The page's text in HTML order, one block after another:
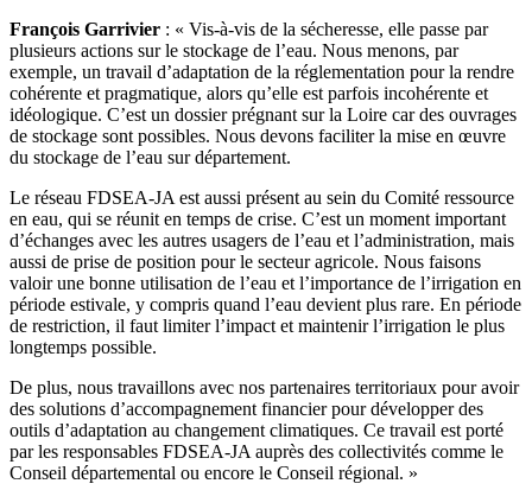
François Garrivier : « Vis-à-vis de la sécheresse, elle passe par
plusieurs actions sur le stockage de l’eau. Nous menons, par
exemple, un travail d’adaptation de la réglementation pour la rendre
cohérente et pragmatique, alors qu’elle est parfois incohérente et
idéologique. C’est un dossier prégnant sur la Loire car des ouvrages
de stockage sont possibles. Nous devons faciliter la mise en œuvre
du stockage de l’eau sur département.
Le réseau FDSEA-JA est aussi présent au sein du Comité ressource
en eau, qui se réunit en temps de crise. C’est un moment important
d’échanges avec les autres usagers de l’eau et l’administration, mais
aussi de prise de position pour le secteur agricole. Nous faisons
valoir une bonne utilisation de l’eau et l’importance de l’irrigation en
période estivale, y compris quand l’eau devient plus rare. En période
de restriction, il faut limiter l’impact et maintenir l’irrigation le plus
longtemps possible.
De plus, nous travaillons avec nos partenaires territoriaux pour avoir
des solutions d’accompagnement financier pour développer des
outils d’adaptation au changement climatiques. Ce travail est porté
par les responsables FDSEA-JA auprès des collectivités comme le
Conseil départemental ou encore le Conseil régional. »